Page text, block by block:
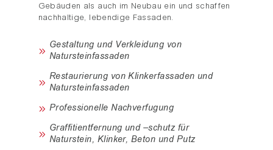
Gebäuden als auch im Neubau ein und schaffen
nachhaltige, lebendige Fassaden.
Gestaltung und Verkleidung von
Natursteinfassaden
Restaurierung von Klinkerfassaden und
Natursteinfassaden
Professionelle Nachverfugung
Graffitientfernung und –schutz für
Naturstein, Klinker, Beton und Putz